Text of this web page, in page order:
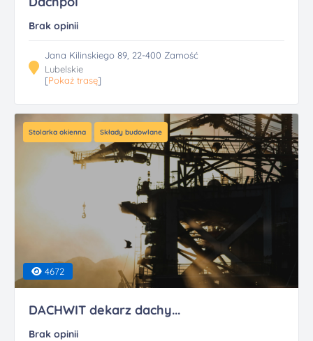
Brak opinii
Jana Kilinskiego 89, 22-400 Zamość
Lubelskie
[Pokaż trasę]
Stolarka okienna Składy budowlane
4672
DACHWIT dekarz dachy...
Brak opinii